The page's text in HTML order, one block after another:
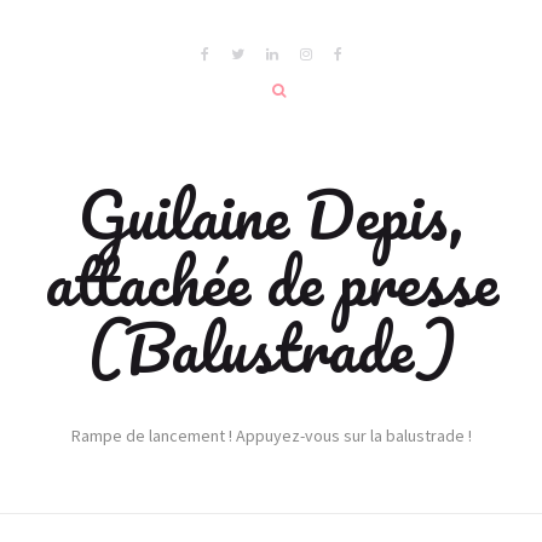
Guilaine Depis,
attachée de presse
(Balustrade)
Rampe de lancement ! Appuyez-vous sur la balustrade !